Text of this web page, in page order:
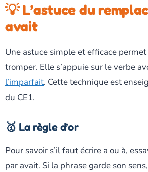
💡 L’astuce du
avait
Une astuce simple et efficace
tromper. Elle s’appuie sur le verbe
l’imparfait. Cette technique est
du CE1.
🥇 La règle d’or
Pour savoir s’il faut écrire a ou à,
par avait. Si la phrase garde son